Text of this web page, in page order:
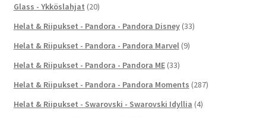
Glass - Ykköslahjat (20)
Helat & Riipukset - Pandora - Pandora Disney (33)
Helat & Riipukset - Pandora - Pandora Marvel (9)
Helat & Riipukset - Pandora - Pandora ME (33)
Helat & Riipukset - Pandora - Pandora Moments (287)
Helat & Riipukset - Swarovski - Swarovski Idyllia (4)